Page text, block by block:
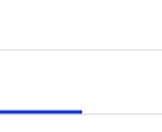
Nogle cookies
fra